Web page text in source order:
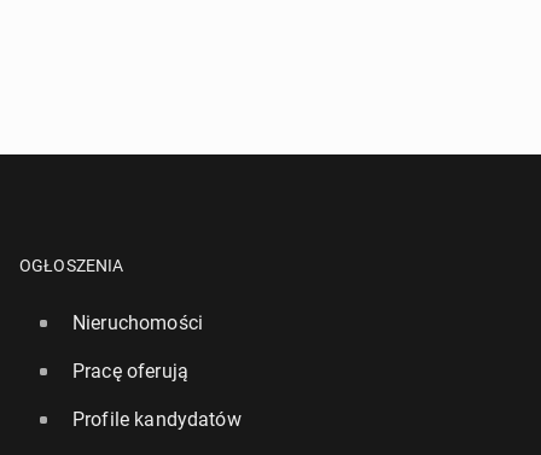
OGŁOSZENIA
Nieruchomości
Pracę oferują
Profile kandydatów